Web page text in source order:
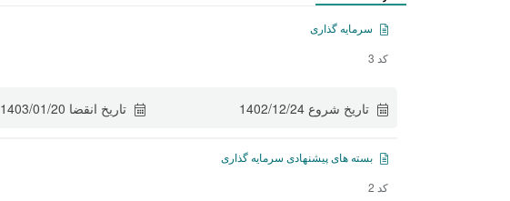
سرمایه گذاری
کد 3
تاریخ شروع 1402/12/24 تاریخ انقضا 1403/01/20
بسته های پیشنهادی سرمایه گذاری
کد 2